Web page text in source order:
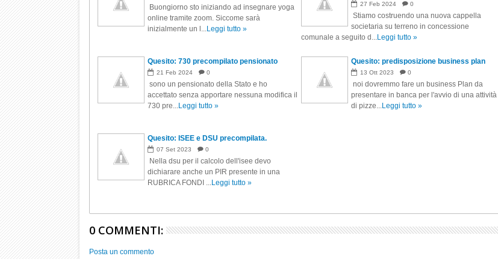
Buongiorno sto iniziando ad insegnare yoga
online tramite zoom. Siccome sarà
inizialmente un l...Leggi tutto »
27 Feb 2024 0
Stiamo costruendo una nuova cappella
societaria su terreno in concessione
comunale a seguito d...Leggi tutto »
Quesito: 730 precompilato pensionato
21 Feb 2024 0
sono un pensionato della Stato e ho
accettato senza apportare nessuna modifica il
730 pre...Leggi tutto »
Quesito: predisposizione business plan
13 Ott 2023 0
noi dovremmo fare un business Plan da
presentare in banca per l'avvio di una attività
di pizze...Leggi tutto »
Quesito: ISEE e DSU precompilata.
07 Set 2023 0
Nella dsu per il calcolo dell'isee devo
dichiarare anche un PIR presente in una
RUBRICA FONDI ...Leggi tutto »
0 COMMENTI:
Posta un commento